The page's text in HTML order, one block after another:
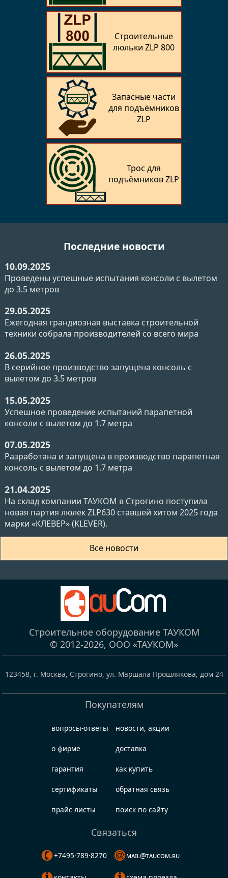
Строительные
люльки ZLP 800
Запасные части
для подъёмников
ZLP
Трос для
подъёмников ZLP
Последние новости
10.09.2025
Проведены успешные испытания консоли с вылетом
до 3.5 метров
29.05.2025
Ежегодная грандиозная выставка строительной
техники собрала производителей со всего мира
26.05.2025
В серийное производство запущена консоль с
вылетом до 3.5 метров
15.05.2025
Успешное проведение испытаний парапетной
консоли с вылетом до 1.7 метра
07.05.2025
Разработана и запущена в производство парапетная
консоль с вылетом до 1.7 метра
21.04.2025
На склад компании ТАУКОМ в Строгино поступила
новая партия люлек ZLP630 ставшей хитом 2025 года
марки «КЛЕВЕР» (KLEVER).
Все новости
Строительное оборудование ТАУКОМ
© 2012-2026, ООО «ТАУКОМ»
123458, г. Москва, Строгино, ул. Маршала Прошлякова, дом 24
Покупателям
вопросы-ответы
о фирме
гарантия
сертификаты
прайс-листы
новости, акции
доставка
как купить
обратная связь
поиск по сайту
Связаться
+7495·789·8270 mail@taucom.ru